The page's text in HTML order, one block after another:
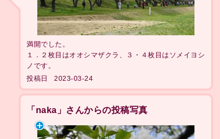
満開でした。
１．２枚目はオオシマザクラ、３・４枚目はソメイヨシ
ノです。
投稿日
2023-03-24
「naka」さんからの投稿写真